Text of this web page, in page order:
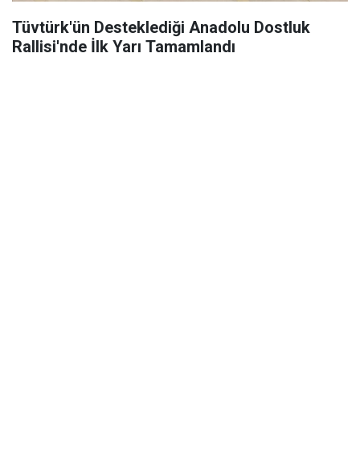
Tüvtürk'ün Desteklediği Anadolu Dostluk
Rallisi'nde İlk Yarı Tamamlandı